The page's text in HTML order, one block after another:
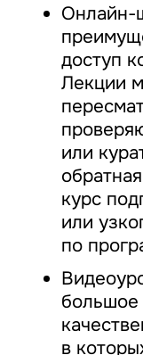
Онлайн-
доступ
Лекции
или
курс
или
по
большое
в